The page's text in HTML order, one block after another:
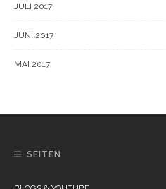
JULI 2017
JUNI 2017
MAI 2017
SEITEN